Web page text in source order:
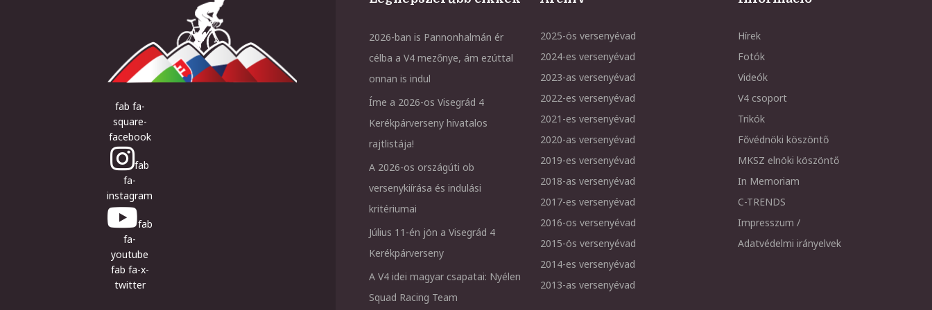
fab fa-
square-
facebook
fab
fa-
instagram
fab
fa-
youtube
fab fa-x-
twitter
2026-ban is Pannonhalmán ér
célba a V4 mezőnye, ám ezúttal
onnan is indul
Íme a 2026-os Visegrád 4
Kerékpárverseny hivatalos
rajtlistája!
A 2026-os országúti ob
versenykiírása és indulási
kritériumai
Július 11-én jön a Visegrád 4
Kerékpárverseny
A V4 idei magyar csapatai: Nyélen
Squad Racing Team
2025-ös versenyévad
2024-es versenyévad
2023-as versenyévad
2022-es versenyévad
2021-es versenyévad
2020-as versenyévad
2019-es versenyévad
2018-as versenyévad
2017-es versenyévad
2016-os versenyévad
2015-ös versenyévad
2014-es versenyévad
2013-as versenyévad
Hírek
Fotók
Videók
V4 csoport
Trikók
Fővédnöki köszöntő
MKSZ elnöki köszöntő
In Memoriam
C-TRENDS
Impresszum /
Adatvédelmi irányelvek